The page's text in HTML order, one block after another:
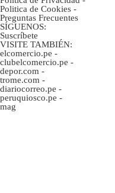
Politica de Cookies -
Preguntas Frecuentes
SÍGUENOS:
Suscríbete
VISITE TAMBIÉN:
elcomercio.pe -
clubelcomercio.pe -
depor.com -
trome.com -
diariocorreo.pe -
peruquiosco.pe -
mag